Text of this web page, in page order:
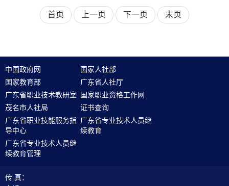
首页 上一页 下一页 末页
中国政府网
国家人社部
国家教育部
广东省人社厅
广东省职业技术教研室
国家职业资格工作网
茂名市人社局
证书查询
广东省职业技能服务指
导中心
广东省专业技术人员继
续教育
广东省专业技术人员继
续教育管理
传 真：